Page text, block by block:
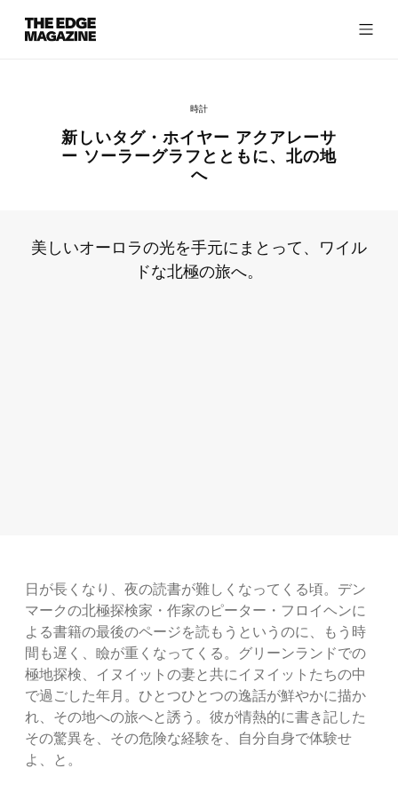
The
Edge
Magazine
時計
新しいタグ・ホイヤー アクアレーサ
ー ソーラーグラフとともに、北の地
へ
美しいオーロラの光を手元にまとって、ワイル
ドな北極の旅へ。
日が長くなり、夜の読書が難しくなってくる頃。デン
マークの北極探検家・作家のピーター・フロイヘンに
よる書籍の最後のページを読もうというのに、もう時
間も遅く、瞼が重くなってくる。グリーンランドでの
極地探検、イヌイットの妻と共にイヌイットたちの中
で過ごした年月。ひとつひとつの逸話が鮮やかに描か
れ、その地への旅へと誘う。彼が情熱的に書き記した
その驚異を、その危険な経験を、自分自身で体験せ
よ、と。